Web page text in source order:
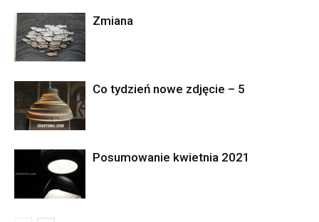
Zmiana
Co tydzień nowe zdjęcie – 5
Posumowanie kwietnia 2021